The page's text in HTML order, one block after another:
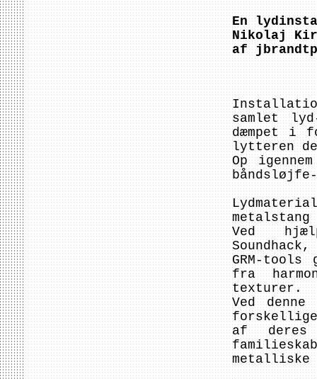
En
Nikolaj
af jbrandtp
samlet
dæmpet i
lytteren
Op
Ved
GRM-
fra
texturer.
Ved
forskellige
af
metalliske